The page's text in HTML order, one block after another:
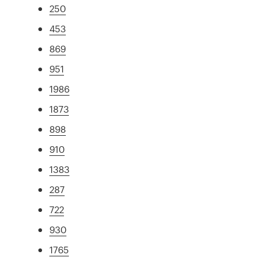
250
453
869
951
1986
1873
898
910
1383
287
722
930
1765